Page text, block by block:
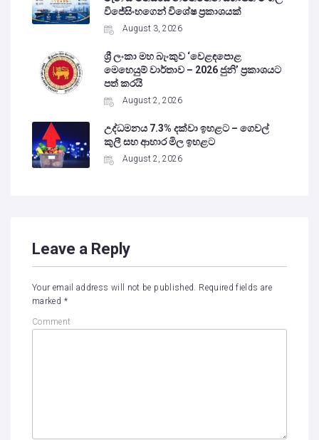
විජේසිංහගෙන් විශේෂ ප්‍රකාශයක්
August 3, 2026
ශ්‍රී ලංකා මහ බැංකුව ‘වෙළඳපොළ
මෙහෙයුම් වාර්තාව – 2026 ජුනි’ ප්‍රකාශයට
පත් කරයි
August 2, 2026
උද්ධමනය 7.3% දක්වා ඉහළට – ගෙවල්
කුලී සහ ආහාර මිල ඉහළට
August 2, 2026
Leave a Reply
Your email address will not be published. Required fields are
marked *
Comment